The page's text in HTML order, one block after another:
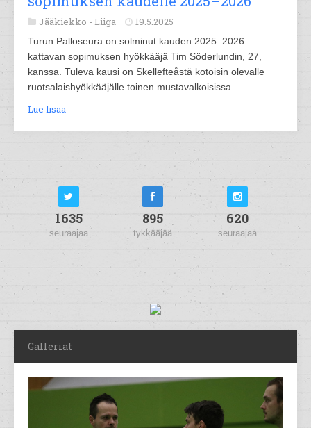
Jääkiekko - Liiga 19.5.2025
Turun Palloseura on solminut kauden 2025–2026
kattavan sopimuksen hyökkääjä Tim Söderlundin, 27,
kanssa. Tuleva kausi on Skellefteåstä kotoisin olevalle
ruotsalaishyökkääjälle toinen mustavalkoisissa.
Lue lisää
1635
seuraajaa
895
tykkääjää
620
seuraajaa
Galleriat